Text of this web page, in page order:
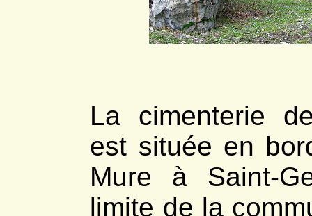
Demoiselle coiffée
Travertin de la Baume
Le Piquet de Nantes
La cimenterie
est située en
Mure à Saint-
limite de la